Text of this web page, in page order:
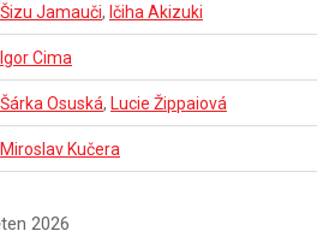
Šizu Jamauči, Ičiha Akizuki
Igor Cima
Šárka Osuská, Lucie Žippaiová
Miroslav Kučera
2026